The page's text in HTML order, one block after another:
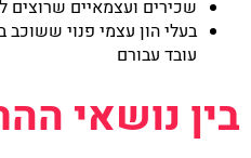
שכירים ועצמאיים שרוצים
בעלי הון עצמי פנוי
עובד עבורם
בין נושאי